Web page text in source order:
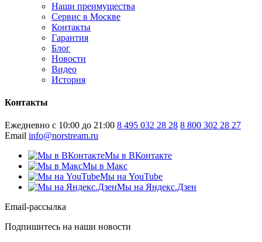
Наши преимущества
Сервис в Москве
Контакты
Гарантия
Блог
Новости
Видео
История
Контакты
Ежедневно с 10:00 до 21:00 8 495 032 28 28 8 800 302 28 27
Email info@norstream.ru
Мы в ВКонтакте
Мы в Макс
Мы на YouTube
Мы на Яндекс.Дзен
Email-рассылка
Подпишитесь на наши новости